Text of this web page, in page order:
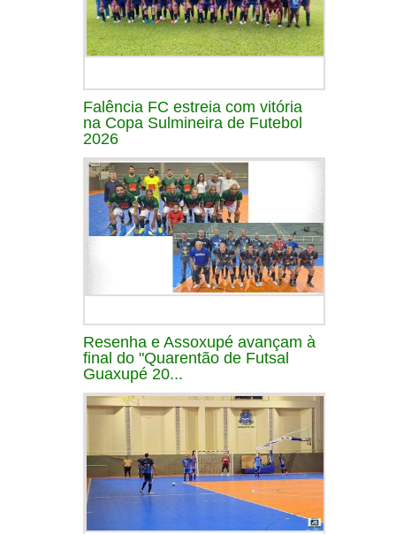
Falência FC estreia com vitória
na Copa Sulmineira de Futebol
2026
Resenha e Assoxupé avançam à
final do "Quarentão de Futsal
Guaxupé 20...